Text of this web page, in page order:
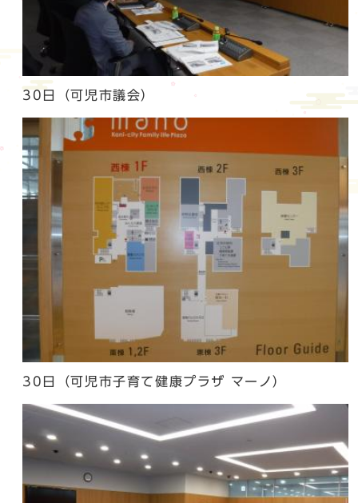
30日（可児市議会）
30日（可児市子育て健康プラザ マーノ）